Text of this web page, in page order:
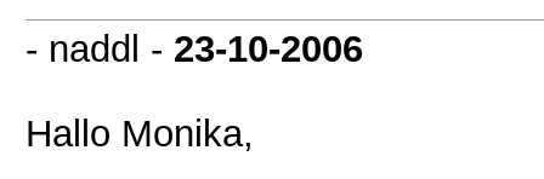
- naddl - 23-10-2006
Hallo Monika,